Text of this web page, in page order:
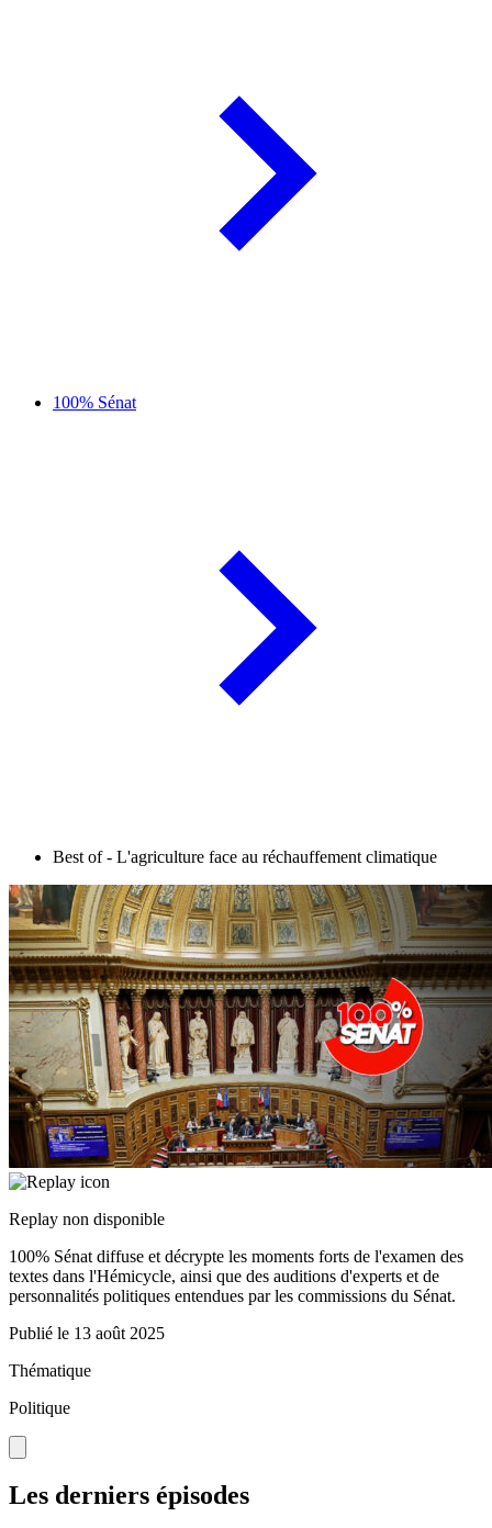
100% Sénat
Best of - L'agriculture face au réchauffement climatique
Replay non disponible
100% Sénat diffuse et décrypte les moments forts de l'examen des
textes dans l'Hémicycle, ainsi que des auditions d'experts et de
personnalités politiques entendues par les commissions du Sénat.
Publié le 13 août 2025
Thématique
Politique
Les derniers épisodes